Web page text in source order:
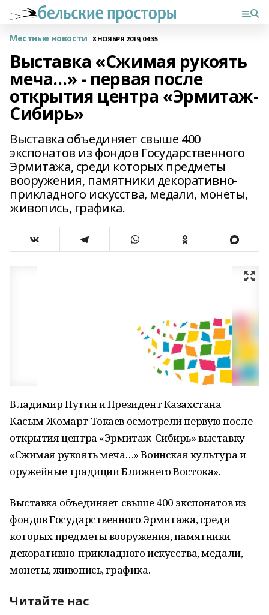
Местные новости 8 НОЯБРЯ 2019, 04:35
Выставка «Сжимая рукоять
меча…» - первая после
открытия центра «Эрмитаж-
Сибирь»
Выставка объединяет свыше 400
экспонатов из фондов Государственного
Эрмитажа, среди которых предметы
вооружения, памятники декоративно-
прикладного искусства, медали, монеты,
живопись, графика.
Владимир Путин и Президент Казахстана
Касым-Жомарт Токаев осмотрели первую после
открытия центра «Эрмитаж-Сибирь» выставку
«Сжимая рукоять меча…» Воинская культура и
оружейные традиции Ближнего Востока».
Выставка объединяет свыше 400 экспонатов из
фондов Государственного Эрмитажа, среди
которых предметы вооружения, памятники
декоративно-прикладного искусства, медали,
монеты, живопись, графика.
Читайте нас